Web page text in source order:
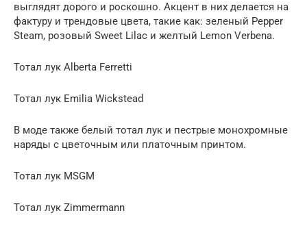
выглядят дорого и роскошно. Акцент в них делается на
фактуру и трендовые цвета, такие как: зеленый Pepper
Steam, розовый Sweet Lilac и желтый Lemon Verbena.
Тотал лук Alberta Ferretti
Тотал лук Emilia Wickstead
В моде также белый тотал лук и пестрые монохромные
наряды с цветочным или платочным принтом.
Тотал лук MSGM
Тотал лук Zimmermann